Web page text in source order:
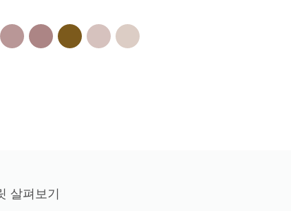
살펴보기